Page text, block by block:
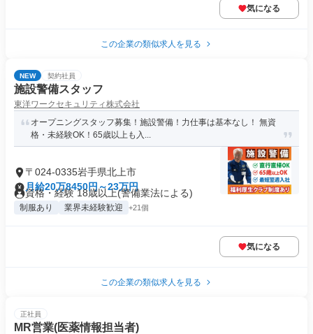
気になる
この企業の類似求人を見る
NEW 契約社員
施設警備スタッフ
東洋ワークセキュリティ株式会社
オープニングスタッフ募集！施設警備！力仕事は基本なし！ 無資
格・未経験OK！65歳以上も入...
〒024-0335岩手県北上市
月給20万8450円～23万円
資格・経験 18歳以上(警備業法による)
制服あり 業界未経験歓迎 +21個
気になる
この企業の類似求人を見る
正社員
MR営業(医薬情報担当者)